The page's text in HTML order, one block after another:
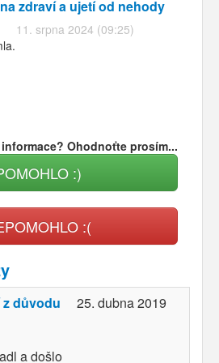
zdraví a ujetí od nehody
11. srpna 2024 (09:25)
Ohodnoťte prosím...
:)
:(
důvodu
a došlo
25. dubna 2019